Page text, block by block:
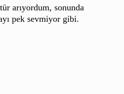
arıyordum, sonunda
pek sevmiyor gibi.